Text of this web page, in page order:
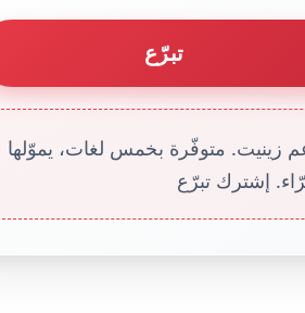
تبرّع
زينيت. متوفّرة بخمس لغات، يموّلها
إشترك تبرّع